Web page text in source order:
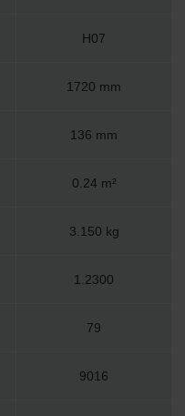
H07
1720 mm
136 mm
0.24 m²
3.150 kg
1.2300
79
9016